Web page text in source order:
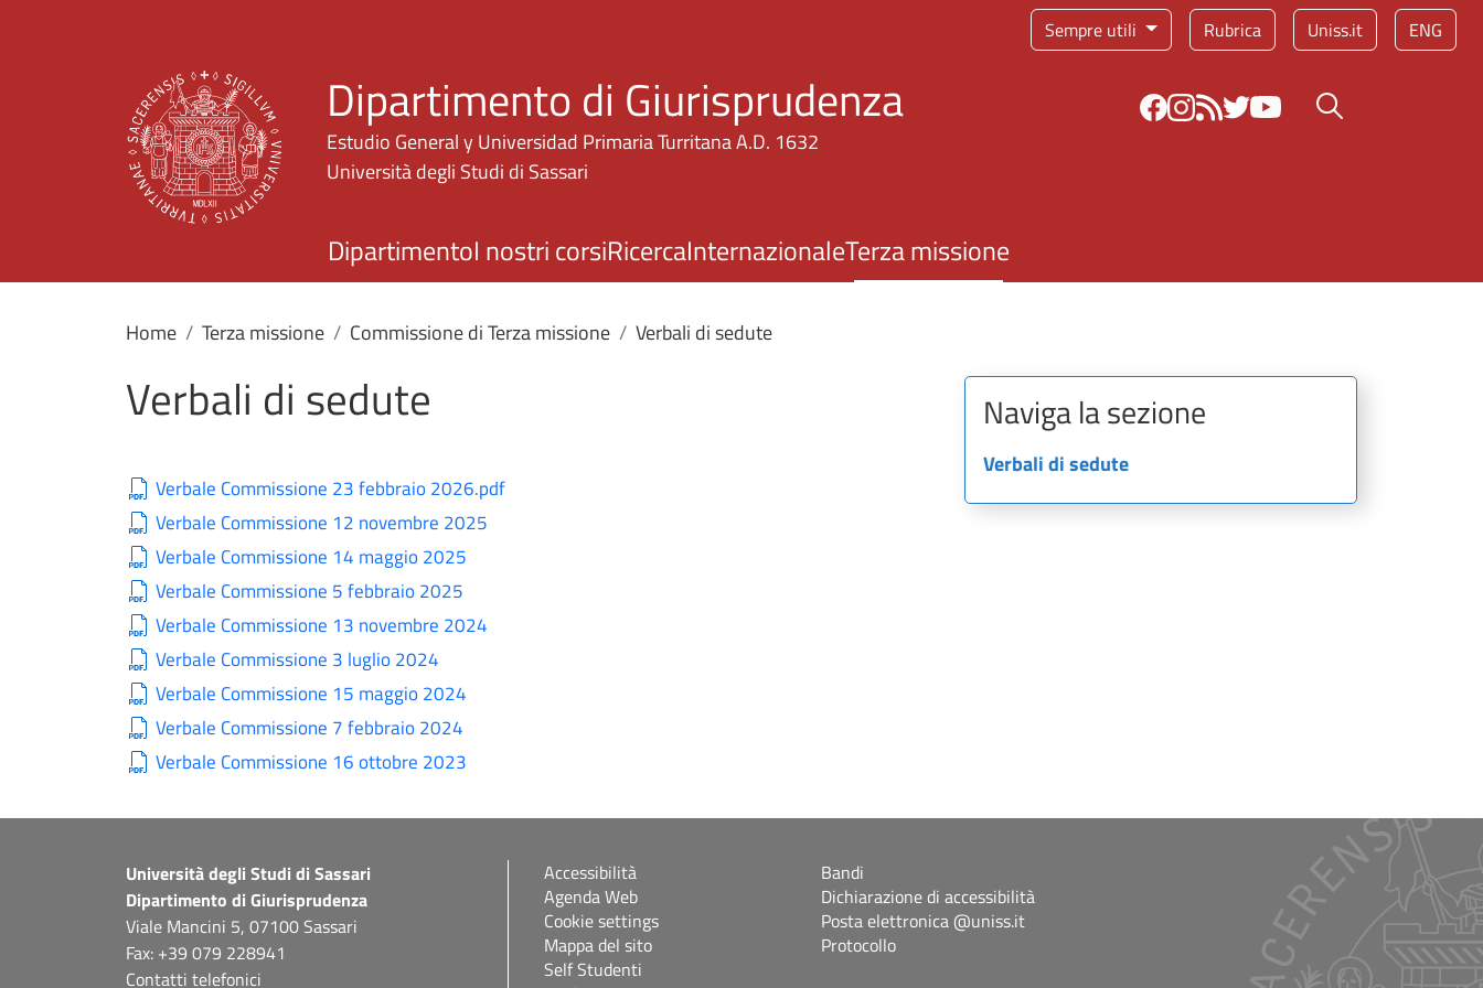
Sempre utili Rubrica Uniss.it ENG
Dipartimento di Giurisprudenza
Estudio General y Universidad Primaria Turritana A.D. 1632
Università degli Studi di Sassari
Bottone cerca
DipartimentoI nostri corsiRicercaInternazionaleTerza missione
Home Terza missione Commissione di Terza missione Verbali di sedute
Verbali di sedute
Verbale Commissione 23 febbraio 2026.pdf
Verbale Commissione 12 novembre 2025
Verbale Commissione 14 maggio 2025
Verbale Commissione 5 febbraio 2025
Verbale Commissione 13 novembre 2024
Verbale Commissione 3 luglio 2024
Verbale Commissione 15 maggio 2024
Verbale Commissione 7 febbraio 2024
Verbale Commissione 16 ottobre 2023
Naviga la sezione
Verbali di sedute
Università degli Studi di Sassari
Dipartimento di Giurisprudenza
Viale Mancini 5, 07100 Sassari
Fax: +39 079 228941
Contatti telefonici
Accessibilità
Agenda Web
Cookie settings
Mappa del sito
Self Studenti
Bandi
Dichiarazione di accessibilità
Posta elettronica @uniss.it
Protocollo